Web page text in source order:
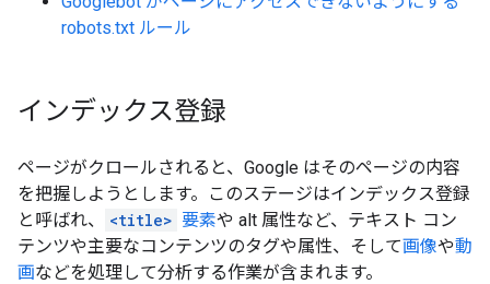
robots.txt ルール
インデックス登録
ページがクロールされると、Google はそのページの内容
を把握しようとします。このステージはインデックス登録
と呼ばれ、
<title> 要素や alt 属性など、テキスト コン
テンツや主要なコンテンツのタグや属性、そして画像や動
画などを処理して分析する作業が含まれます。